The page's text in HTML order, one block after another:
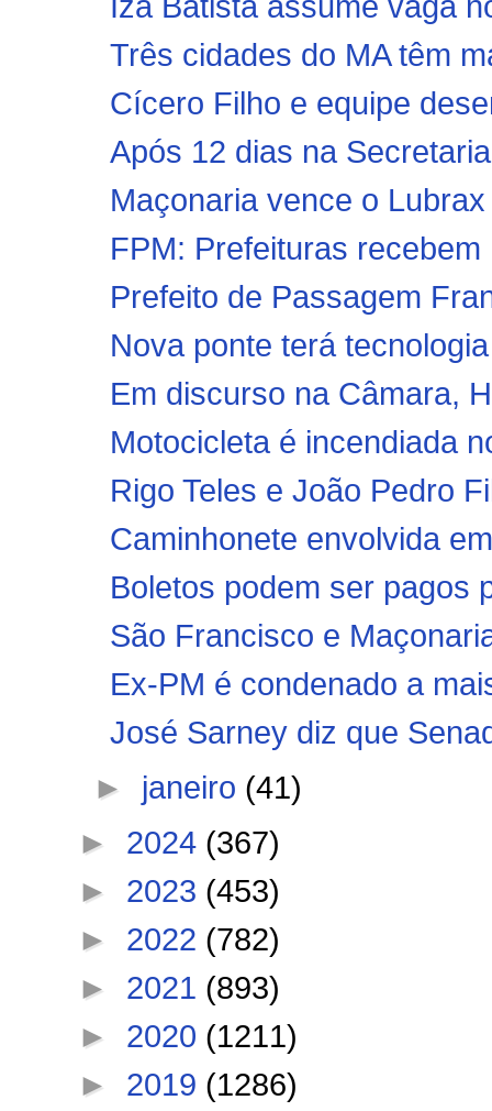
Três cidades do MA têm
Cícero Filho e equipe
Após 12 dias na
Maçonaria vence o
FPM: Prefeituras
Prefeito de Passagem
Nova ponte terá
Em discurso na Câmara,
Motocicleta é incendiada
Rigo Teles e João Pedro
Caminhonete envolvida
Boletos podem ser pagos
São Francisco e
Ex-PM é condenado a
José Sarney diz que
► janeiro (41)
► 2024 (367)
► 2023 (453)
► 2022 (782)
► 2021 (893)
► 2020 (1211)
► 2019 (1286)